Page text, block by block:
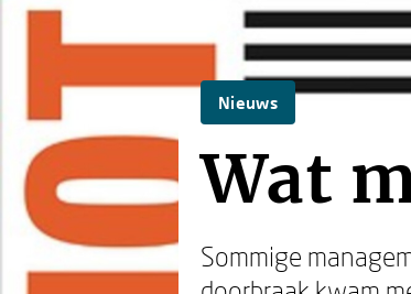
Nieuws
Wat
Sommige